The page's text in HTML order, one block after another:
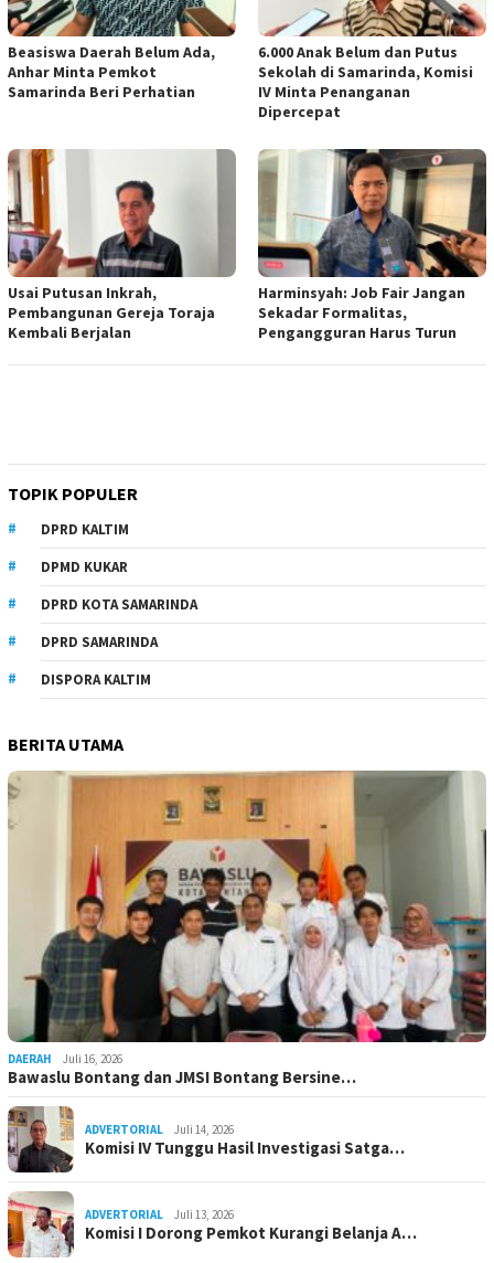
Beasiswa Daerah Belum Ada,
Anhar Minta Pemkot
Samarinda Beri Perhatian
6.000 Anak Belum dan Putus
Sekolah di Samarinda, Komisi
IV Minta Penanganan
Dipercepat
Usai Putusan Inkrah,
Pembangunan Gereja Toraja
Kembali Berjalan
Harminsyah: Job Fair Jangan
Sekadar Formalitas,
Pengangguran Harus Turun
TOPIK POPULER
DPRD KALTIM
DPMD KUKAR
DPRD KOTA SAMARINDA
DPRD SAMARINDA
DISPORA KALTIM
BERITA UTAMA
DAERAH Juli 16, 2026
Bawaslu Bontang dan JMSI Bontang Bersine…
ADVERTORIAL Juli 14, 2026
Komisi IV Tunggu Hasil Investigasi Satga…
ADVERTORIAL Juli 13, 2026
Komisi I Dorong Pemkot Kurangi Belanja A…